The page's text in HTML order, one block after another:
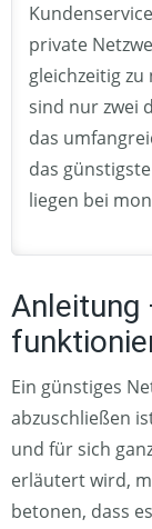
private
gleichzeitig
sind nur zwei
das
das
liegen bei
Anleitung
Ein günstiges
abzuschließen
und für sich
erläutert wird,
betonen, dass